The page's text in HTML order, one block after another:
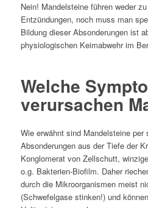
Nein! Mandelsteine führen weder
Entzündungen, noch muss man
Bildung dieser Absonderungen ist
physiologischen Keimabwehr im
Welche
verursachen
Wie erwähnt sind Mandelsteine
Absonderungen aus der Tiefe der
Konglomerat von Zellschutt,
o.g. Bakterien-Biofilm. Daher
durch die Mikroorganismen meist
(Schwefelgase stinken!) und